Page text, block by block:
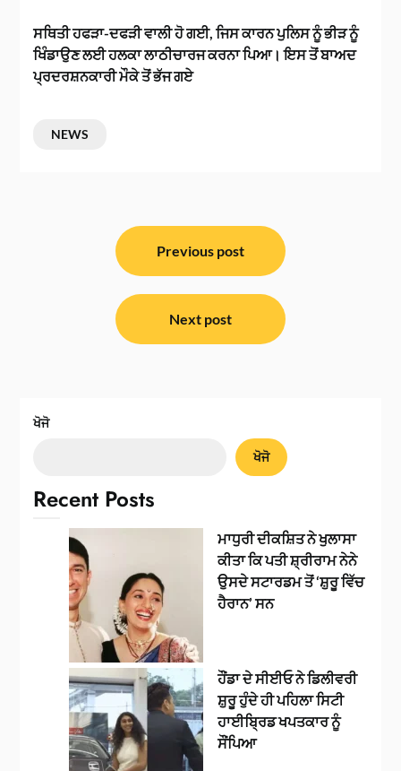
ਸਥਿਤੀ ਹਫੜਾ-ਦਫੜੀ ਵਾਲੀ ਹੋ ਗਈ, ਜਿਸ ਕਾਰਨ ਪੁਲਿਸ ਨੂੰ ਭੀੜ ਨੂੰ
ਖਿੰਡਾਉਣ ਲਈ ਹਲਕਾ ਲਾਠੀਚਾਰਜ ਕਰਨਾ ਪਿਆ। ਇਸ ਤੋਂ ਬਾਅਦ
ਪ੍ਰਦਰਸ਼ਨਕਾਰੀ ਮੌਕੇ ਤੋਂ ਭੱਜ ਗਏ
NEWS
Previous post
Next post
ਖੋਜੋ
ਖੋਜੋ
Recent Posts
ਮਾਧੁਰੀ ਦੀਕਸ਼ਿਤ ਨੇ ਖੁਲਾਸਾ
ਕੀਤਾ ਕਿ ਪਤੀ ਸ਼੍ਰੀਰਾਮ ਨੇਨੇ
ਉਸਦੇ ਸਟਾਰਡਮ ਤੋਂ ‘ਸ਼ੁਰੂ ਵਿੱਚ
ਹੈਰਾਨ’ ਸਨ
ਹੌਂਡਾ ਦੇ ਸੀਈਓ ਨੇ ਡਿਲੀਵਰੀ
ਸ਼ੁਰੂ ਹੁੰਦੇ ਹੀ ਪਹਿਲਾ ਸਿਟੀ
ਹਾਈਬ੍ਰਿਡ ਖਪਤਕਾਰ ਨੂੰ
ਸੌਂਪਿਆ